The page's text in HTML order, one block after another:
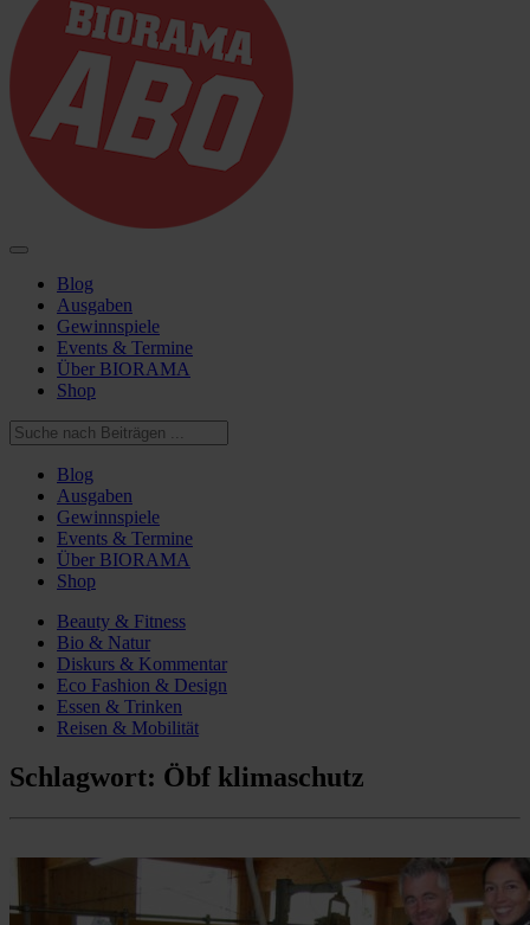
Blog
Ausgaben
Gewinnspiele
Events & Termine
Über BIORAMA
Shop
Blog
Ausgaben
Gewinnspiele
Events & Termine
Über BIORAMA
Shop
Beauty & Fitness
Bio & Natur
Diskurs & Kommentar
Eco Fashion & Design
Essen & Trinken
Reisen & Mobilität
Schlagwort: Öbf klimaschutz